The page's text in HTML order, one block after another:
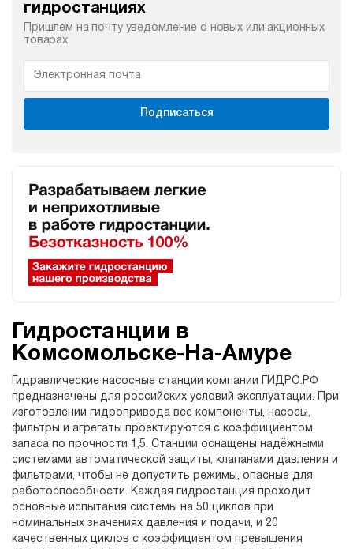
гидростанциях
Пришлем на почту уведомление о новых или акционных
товарах
Подписаться
Гидростанции в
Комсомольске-На-Амуре
Гидравлические насосные станции компании ГИДРО.РФ
предназначены для российских условий эксплуатации. При
изготовлении гидропривода все компоненты, насосы,
фильтры и агрегаты проектируются с коэффициентом
запаса по прочности 1,5. Станции оснащены надёжными
системами автоматической защиты, клапанами давления и
фильтрами, чтобы не допустить режимы, опасные для
работоспособности. Каждая гидростанция проходит
основные испытания системы на 50 циклов при
номинальных значениях давления и подачи, и 20
качественных циклов с коэффициентом превышения